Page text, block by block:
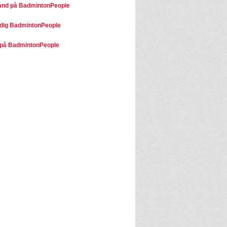
på BadmintonPeople
BadmintonPeople
BadmintonPeople